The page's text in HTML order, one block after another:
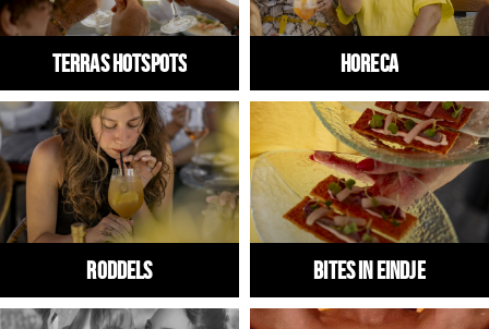
Aanbiedingen
Ook reclame maken?
Over Eindhovens Rondje
Inloggen
Terras hotspots HORECA
RODDELS Bites in Eindje